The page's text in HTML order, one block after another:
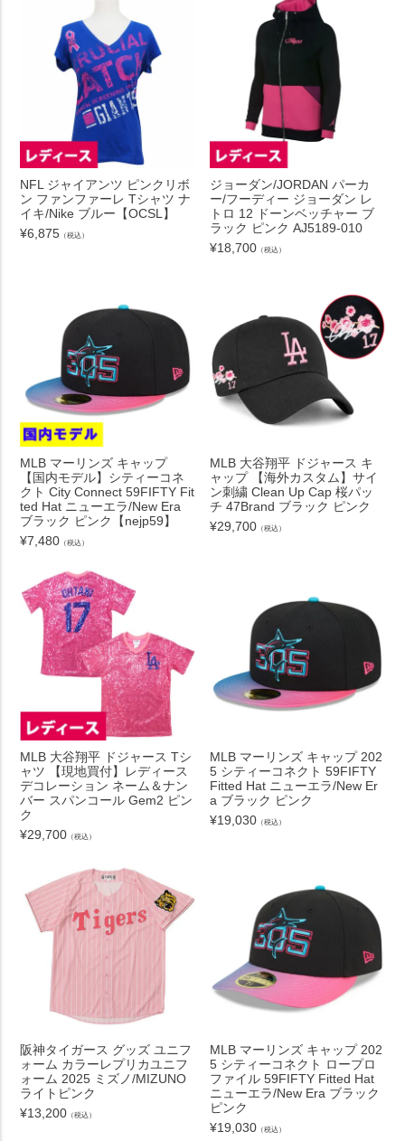
NFL ジャイアンツ ピンクリボ
ン ファンファーレ Tシャツ ナ
イキ/Nike ブルー【OCSL】
¥6,875 （税込）
ジョーダン/JORDAN パーカ
ー/フーディー ジョーダン レ
トロ 12 ドーンベッチャー ブ
ラック ピンク AJ5189-010
¥18,700 （税込）
MLB マーリンズ キャップ
【国内モデル】シティーコネ
クト City Connect 59FIFTY Fit
ted Hat ニューエラ/New Era
ブラック ピンク【nejp59】
¥7,480 （税込）
MLB 大谷翔平 ドジャース キ
ャップ 【海外カスタム】サイ
ン刺繍 Clean Up Cap 桜パッ
チ 47Brand ブラック ピンク
¥29,700 （税込）
MLB 大谷翔平 ドジャース Tシ
ャツ 【現地買付】レディース
デコレーション ネーム＆ナン
バー スパンコール Gem2 ピン
ク
¥29,700 （税込）
MLB マーリンズ キャップ 202
5 シティーコネクト 59FIFTY
Fitted Hat ニューエラ/New Er
a ブラック ピンク
¥19,030 （税込）
阪神タイガース グッズ ユニフ
ォーム カラーレプリカユニフ
ォーム 2025 ミズノ/MIZUNO
ライトピンク
¥13,200 （税込）
MLB マーリンズ キャップ 202
5 シティーコネクト ロープロ
ファイル 59FIFTY Fitted Hat
ニューエラ/New Era ブラック
ピンク
¥19,030 （税込）